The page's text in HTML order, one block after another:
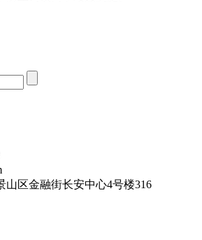
山区金融街长安中心4号楼316